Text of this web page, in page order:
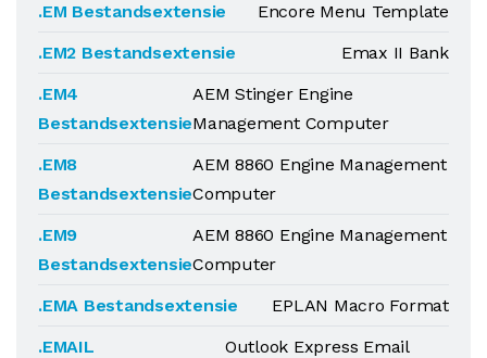
.EM Bestandsextensie
Encore Menu Template
.EM2 Bestandsextensie
Emax II Bank
.EM4
Bestandsextensie
AEM Stinger Engine
Management Computer
.EM8
Bestandsextensie
AEM 8860 Engine Management
Computer
.EM9
Bestandsextensie
AEM 8860 Engine Management
Computer
.EMA Bestandsextensie
EPLAN Macro Format
.EMAIL
Outlook Express Email